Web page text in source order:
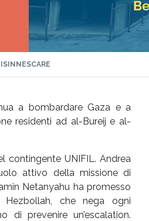
a bombardare Gaza e a
residenti ad al-Bureij e al-
contingente UNIFIL. Andrea
attivo della missione di
Netanyahu ha promesso
che nega ogni
di prevenire un’escalation.